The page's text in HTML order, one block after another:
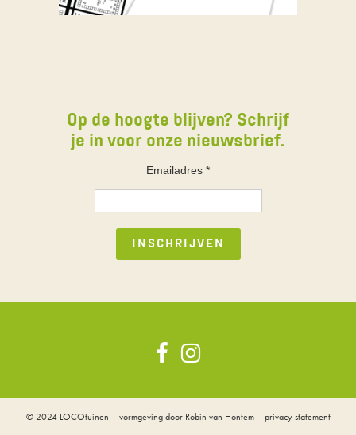
Op de hoogte blijven? Schrijf
je in voor onze nieuwsbrief.
Emailadres *
© 2024 LOCOtuinen – vormgeving door Robin van Hontem–privacy statement